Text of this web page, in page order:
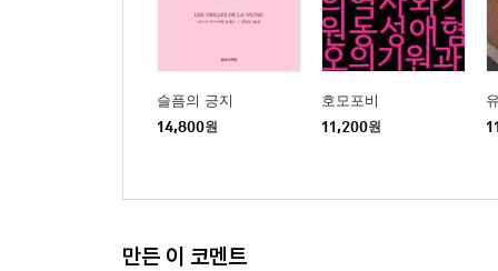
슬픔의 긍지
14,800원
호모포비
11,200원
만든 이 코멘트